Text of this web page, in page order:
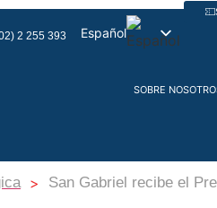
2 255 393 Español
SOBRE
> San Gabriel recibe el